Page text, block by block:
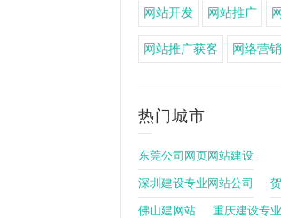
网站开发 网站推广
网站推广获客 网络营销
热门城市
东莞公司网页网站建设
深圳建设专业网站公司
佛山建网站 重庆建设专